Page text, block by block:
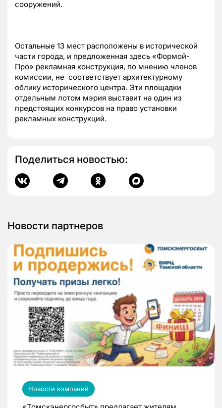
сооружений.
Остальные 13 мест расположены в исторической
части города, и предложенная здесь «Формой-
Про» рекламная конструкция, по мнению членов
комиссии, не соответствует архитектурному
облику исторического центра. Эти площадки
отдельным лотом мэрия выставит на один из
предстоящих конкурсов на право установки
рекламных конструкций.
Поделиться новостью:
Новости партнеров
Новости компаний